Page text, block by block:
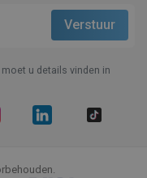
u details vinden in